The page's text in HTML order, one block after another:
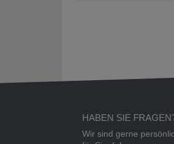
HABEN SIE
Wir sind gerne